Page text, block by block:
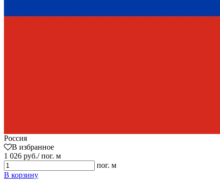
Россия
В избранное
1 026 руб./ пог. м
пог. м
В корзину